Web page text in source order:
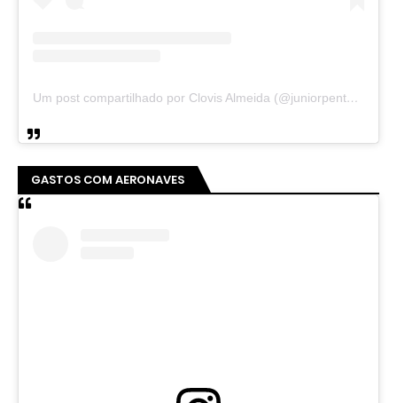
Um post compartilhado por Clovis Almeida (@juniorpentecoste01)
GASTOS COM AERONAVES